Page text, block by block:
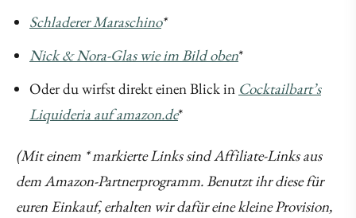
Schladerer Maraschino*
Nick & Nora-Glas wie im Bild oben*
Oder du wirfst direkt einen Blick in Cocktailbart’s
Liquideria auf amazon.de*
(Mit einem * markierte Links sind Affiliate-Links aus
dem Amazon-Partnerprogramm. Benutzt ihr diese für
euren Einkauf, erhalten wir dafür eine kleine Provision,